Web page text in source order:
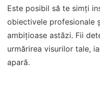
Este posibil să te simți
obiectivele profesionale
ambițioase astăzi. Fii
urmărirea visurilor tale,
apară.